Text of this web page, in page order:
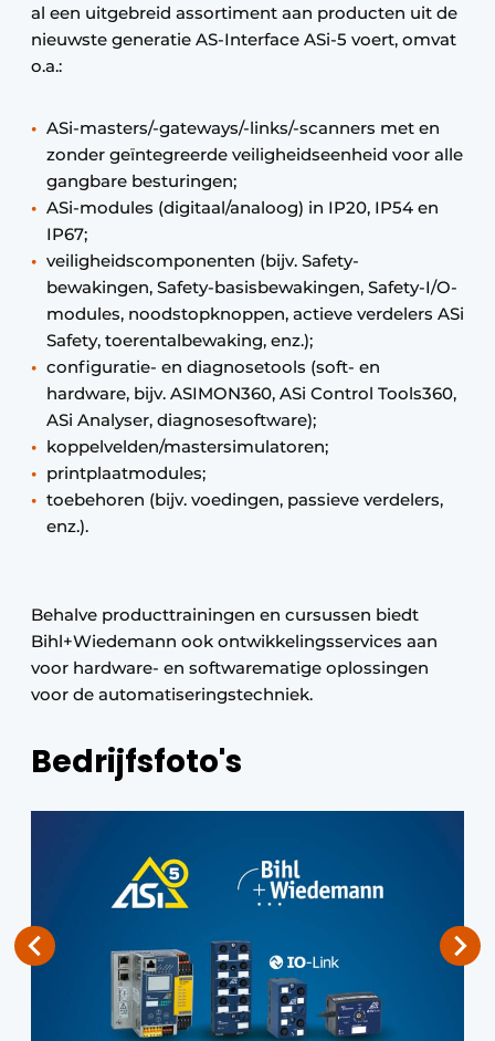
al een uitgebreid assortiment aan producten uit de
nieuwste generatie AS-Interface ASi-5 voert, omvat
o.a.:
ASi-masters/-gateways/-links/-scanners met en
zonder geïntegreerde veiligheidseenheid voor alle
gangbare besturingen;
ASi-modules (digitaal/analoog) in IP20, IP54 en
IP67;
veiligheidscomponenten (bijv. Safety-
bewakingen, Safety-basisbewakingen, Safety-I/O-
modules, noodstopknoppen, actieve verdelers ASi
Safety, toerentalbewaking, enz.);
configuratie- en diagnosetools (soft- en
hardware, bijv. ASIMON360, ASi Control Tools360,
ASi Analyser, diagnosesoftware);
koppelvelden/mastersimulatoren;
printplaatmodules;
toebehoren (bijv. voedingen, passieve verdelers,
enz.).
Behalve producttrainingen en cursussen biedt
Bihl+Wiedemann ook ontwikkelingsservices aan
voor hardware- en softwarematige oplossingen
voor de automatiseringstechniek.
Bedrijfsfoto's